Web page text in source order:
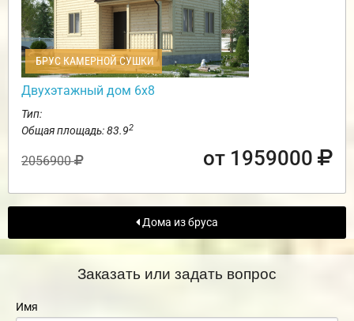
БРУС КАМЕРНОЙ СУШКИ
Двухэтажный дом 6х8
Тип:
Общая площадь: 83.92
2056900 от 1959000
Дома из бруса
Заказать или задать вопрос
Имя